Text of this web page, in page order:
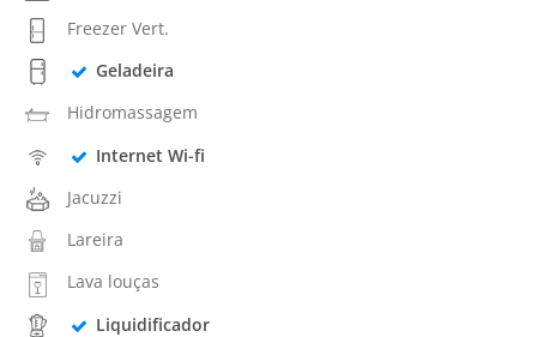
Freezer Vert.
Geladeira
Hidromassagem
Internet Wi-fi
Jacuzzi
Lareira
Lava louças
Liquidificador